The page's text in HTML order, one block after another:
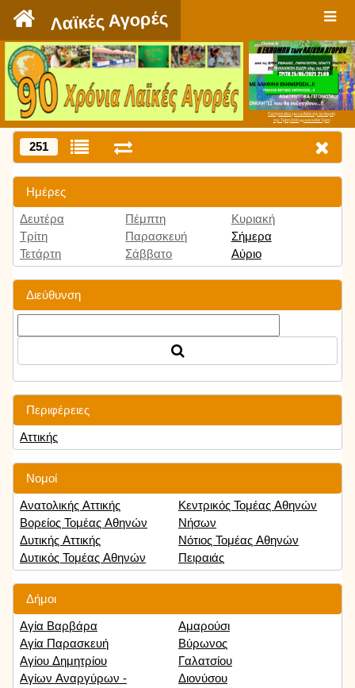
Λαϊκές Αγορές
Πατήστε εδώ για να δείτε την εκπομπή
την Τρίτη 9:00 μμ και κάθε Τρίτη
251
Ημέρες
Δευτέρα
Τρίτη
Τετάρτη
Πέμπτη
Παρασκευή
Σάββατο
Κυριακή
Σήμερα
Αύριο
Διεύθυνση
Περιφέρειες
Αττικής
Νομοί
Ανατολικής Αττικής
Βορείος Τομέας Αθηνών
Δυτικής Αττικής
Δυτικός Τομέας Αθηνών
Κεντρικός Τομέας Αθηνών
Νήσων
Νότιος Τομέας Αθηνών
Πειραιάς
Δήμοι
Αγία Βαρβάρα
Αγία Παρασκευή
Αγίου Δημητρίου
Αγίων Αναργύρων -
Αμαρούσι
Βύρωνος
Γαλατσίου
Διονύσου